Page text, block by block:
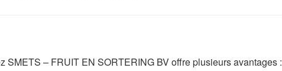
SMETS – FRUIT EN SORTERING BV offre plusieurs avantages :